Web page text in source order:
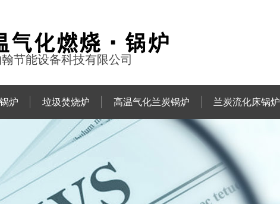
节能设备科技有限公司
炉 垃圾焚烧炉 高温气化兰炭锅炉 兰炭流化床锅炉